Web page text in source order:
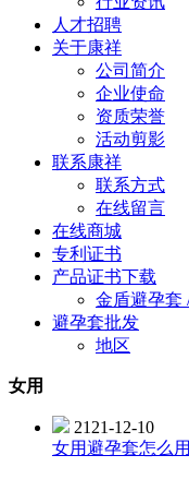
人才招聘
关于康祥
公司简介
企业使命
资质荣誉
活动剪影
联系康祥
联系方式
在线留言
在线商城
专利证书
产品证书下载
金盾避孕套
避孕套批发
地区
女用
2121-12-10
女用避孕套怎么